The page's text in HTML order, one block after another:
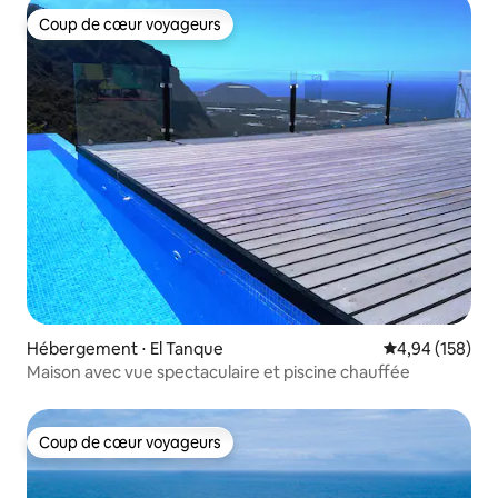
Coup de cœur voyageurs
Coup de cœur voyageurs
Hébergement ⋅ El Tanque Évaluation
4,94 (158)
Maison avec vue spectaculaire et piscine chauffée
Coup de cœur voyageurs
Coup de cœur voyageurs